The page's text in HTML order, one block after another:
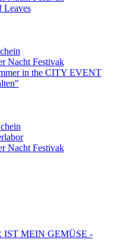
Leaves
Nacht Festivak
in the CITY EVENT
Nacht Festivak
IST MEIN GEMÜSE -